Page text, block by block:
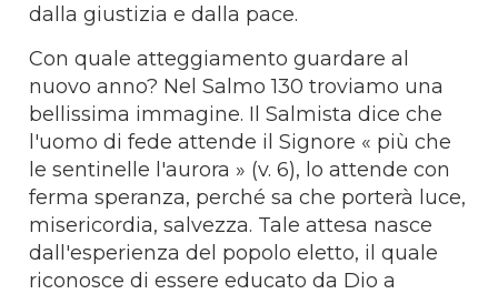
dalla giustizia e dalla pace.
Con quale atteggiamento guardare al
nuovo anno? Nel Salmo 130 troviamo una
bellissima immagine. Il Salmista dice che
l'uomo di fede attende il Signore « più che
le sentinelle l'aurora » (v. 6), lo attende con
ferma speranza, perché sa che porterà luce,
misericordia, salvezza. Tale attesa nasce
dall'esperienza del popolo eletto, il quale
riconosce di essere educato da Dio a